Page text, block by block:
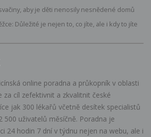
aby je děti nenosily nesnědené domů
Důležité je nejen to, co jíte, ale i kdy to jíte
online poradna a průkopník v oblasti
za cíl zefektivnit a zkvalitnit české
jak 300 lékařů včetně desítek specialistů
500 uživatelů měsíčně. Poradna je
24 hodin 7 dní v týdnu nejen na webu, ale i